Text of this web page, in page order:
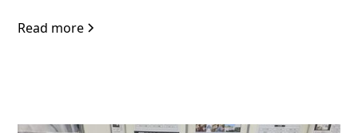
Read more